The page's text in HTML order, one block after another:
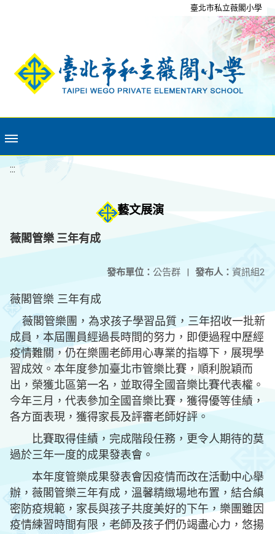
臺北市私立薇閣小學
:::
藝文展演
薇閣管樂 三年有成
發布人： 資訊組2
發布單位： 公告群 |
薇閣管樂 三年有成
薇閣管樂團，為求孩子學習品質，三年招收一批新
成員，本屆團員經過長時間的努力，即便過程中歷經
疫情難關，仍在樂團老師用心專業的指導下，展現學
習成效。本年度參加臺北市管樂比賽，順利脫穎而
出，榮獲北區第一名，並取得全國音樂比賽代表權。
今年三月，代表參加全國音樂比賽，獲得優等佳績，
各方面表現，獲得家長及評審老師好評。
比賽取得佳績，完成階段任務，更令人期待的莫
過於三年一度的成果發表會。
本年度管樂成果發表會因疫情而改在活動中心舉
辦，薇閣管樂三年有成，溫馨精緻場地布置，結合縝
密防疫規範，家長與孩子共度美好的下午，樂團雖因
疫情練習時間有限，老師及孩子們仍竭盡心力，悠揚